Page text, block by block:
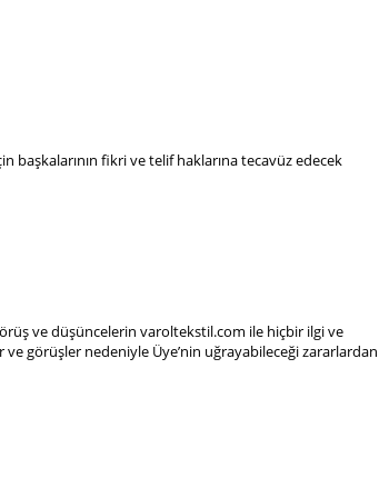
başkalarının fikri ve telif haklarına tecavüz edecek
ve düşüncelerin varoltekstil.com ile hiçbir ilgi ve
görüşler nedeniyle Üye’nin uğrayabileceği zararlardan